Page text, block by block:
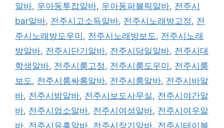
알바, 우아동투잡알바, 우아동퍼블릭알바, 전주시
bar알바, 전주시고소득알바, 전주시노래방고정 , 전
주시노래방도우미 , 전주시노래방보도 , 전주시노래
방알바, 전주시단기알바, 전주시당일알바, 전주시대
학생알바, 전주시룸고정 , 전주시룸도우미 , 전주시룸
보도 , 전주시룸싸롱알바, 전주시룸알바, 전주시바알
바, 전주시밤알바, 전주시보도사무실 , 전주시야간알
바, 전주시업소알바, 전주시여성알바, 전주시여우알
바, 전주시유흥알바, 전주시장기알바, 전주시테이블